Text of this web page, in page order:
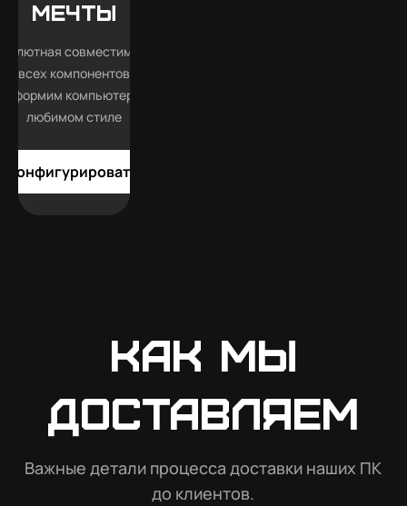
мечты
совместимость
всех компонентов
Оформим компьютер в
любимом стиле
Конфигурировать
Как мы
доставляем
Важные детали процесса доставки наших ПК
до клиентов.